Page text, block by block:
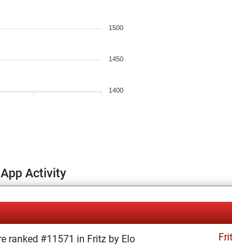
1500
1450
1400
Activity
ranked #11571 in Fritz by Elo